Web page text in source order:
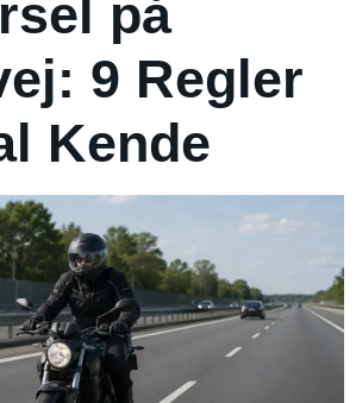
på
9 Regler
Kende